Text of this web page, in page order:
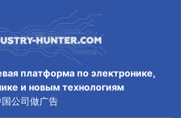
платформа по электронике,
и новым технологиям
公司做广告